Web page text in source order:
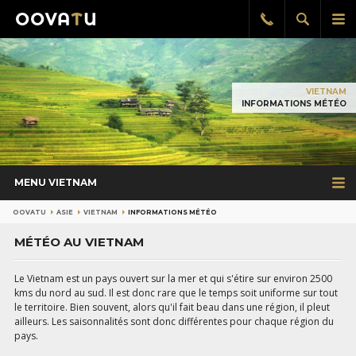
le
Afficher
la
Rappel
gratuit
VIETNAM
INFORMATIONS MÉTÉO
MENU VIETNAM
OOVATU ASIE VIETNAM INFORMATIONS MÉTÉO
MÉTÉO AU VIETNAM
Le Vietnam est un pays ouvert sur la mer et qui s'étire sur environ 2500
kms du nord au sud. Il est donc rare que le temps soit uniforme sur tout
le territoire. Bien souvent, alors qu'il fait beau dans une région, il pleut
ailleurs. Les saisonnalités sont donc différentes pour chaque région du
pays.